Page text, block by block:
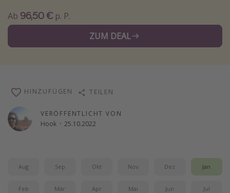
Reisethemen
Wellnessurlaub
Wochenendtrip
Singlereisen
Strandurlaub
Hotels in Hamburg
Ab 96,50 € p. P.
ZUM DEAL
VERÖFFENTLICHT VON
Hook · 25.10.2022
HINZUFÜGEN TEILEN
Aug Sep Okt Nov Dez Jan
Feb Mär Apr Mai Jun Jul